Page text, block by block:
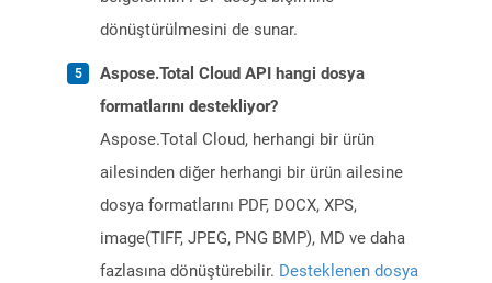
dönüştürülmesini de sunar.
Aspose.Total Cloud API hangi dosya
formatlarını destekliyor?
Aspose.Total Cloud, herhangi bir ürün
ailesinden diğer herhangi bir ürün ailesine
dosya formatlarını PDF, DOCX, XPS,
image(TIFF, JPEG, PNG BMP), MD ve daha
fazlasına dönüştürebilir. Desteklenen dosya